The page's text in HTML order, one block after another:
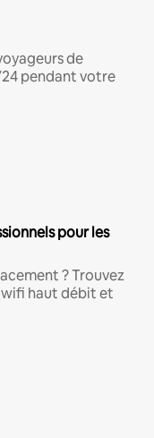
de
pendant votre
pour les
? Trouvez
wifi haut débit et